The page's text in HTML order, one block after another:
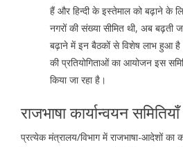
हैं और हिन्दी के इस्तेमाल को बढ़ाने के
नगरों की संख्या सीमित थी, अब बढ़ती
बढ़ाने में इन बैठकों से विशेष लाभ हुआ
की प्रतियोगिताओं का आयोजन इस
किया जा रहा है।
राजभाषा कार्यान्वयन समितियाँ
प्रत्येक मंत्रालय/विभाग में राजभाषा-आदेशों का